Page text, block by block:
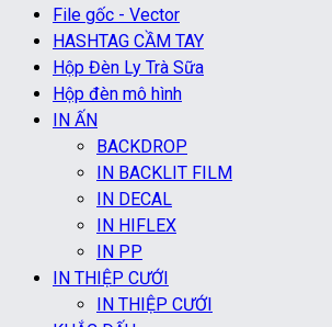
File gốc - Vector
HASHTAG CẦM TAY
Hộp Đèn Ly Trà Sữa
Hộp đèn mô hình
IN ẤN
BACKDROP
IN BACKLIT FILM
IN DECAL
IN HIFLEX
IN PP
IN THIỆP CƯỚI
IN THIỆP CƯỚI